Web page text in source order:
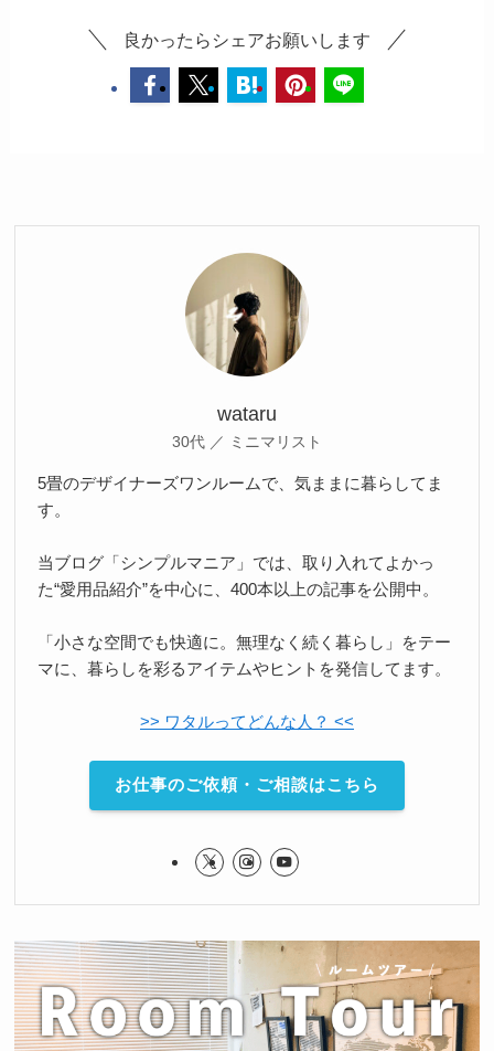
良かったらシェアお願いします
wataru
30代 ／ ミニマリスト
5畳のデザイナーズワンルームで、気ままに暮らしてま
す。
当ブログ「シンプルマニア」では、取り入れてよかっ
た“愛用品紹介”を中心に、400本以上の記事を公開中。
「小さな空間でも快適に。無理なく続く暮らし」をテー
マに、暮らしを彩るアイテムやヒントを発信してます。
>> ワタルってどんな人？ <<
お仕事のご依頼・ご相談はこちら